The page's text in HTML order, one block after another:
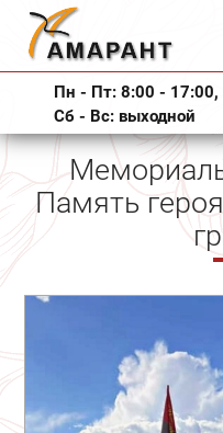
Пн - Пт: 8:00 - 17:00,
Сб - Вс: выходной
Память